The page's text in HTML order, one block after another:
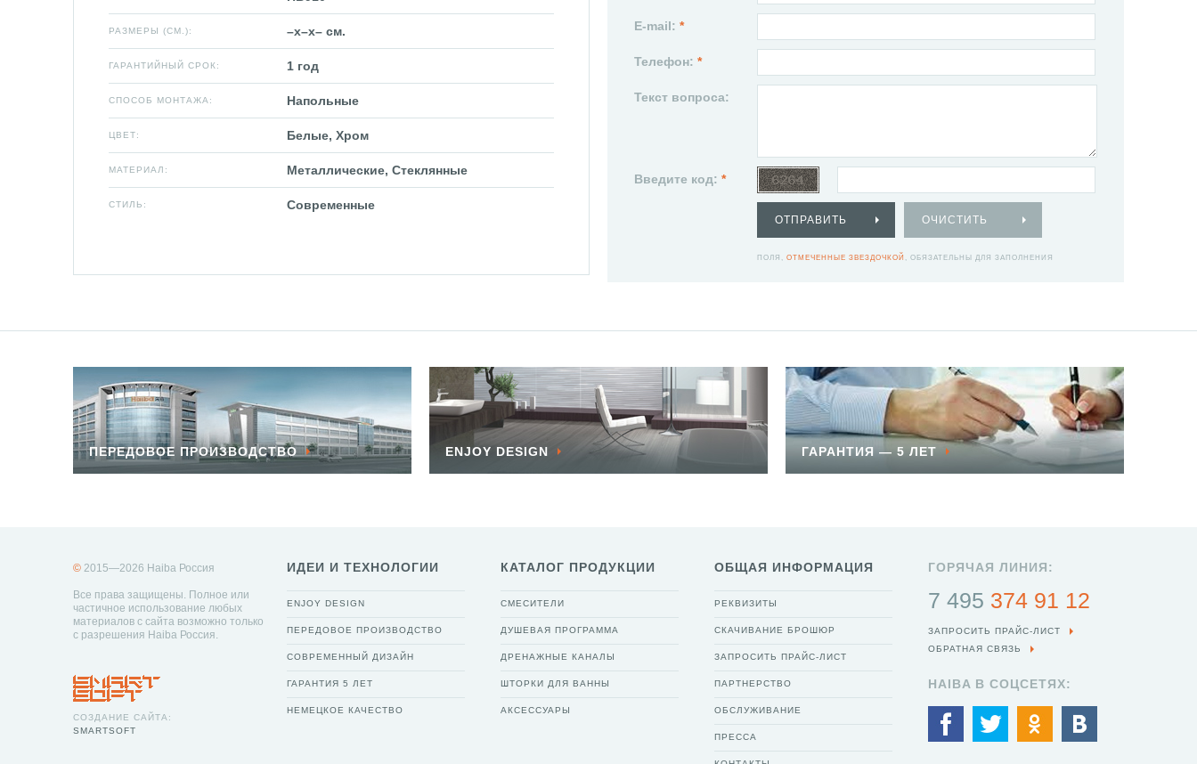
РАЗМЕРЫ (СМ.): –x–x– см.
ГАРАНТИЙНЫЙ СРОК: 1 год
СПОСОБ МОНТАЖА: Напольные
ЦВЕТ: Белые, Хром
МАТЕРИАЛ: Металлические, Стеклянные
СТИЛЬ: Современные
E-mail: *
Телефон: *
Текст вопроса:
Введите код: *
ОТПРАВИТЬ ОЧИСТИТЬ
ПОЛЯ, ОТМЕЧЕННЫЕ ЗВЕЗДОЧКОЙ , ОБЯЗАТЕЛЬНЫ ДЛЯ ЗАПОЛНЕНИЯ
ПЕРЕДОВОЕ ПРОИЗВОДСТВО ENJOY DESIGN ГАРАНТИЯ — 5 ЛЕТ
© 2015—2026 Haiba Россия
Все права защищены. Полное или
частичное использование любых
материалов с сайта возможно только
с разрешения Haiba Россия.
СОЗДАНИЕ САЙТА:
SMARTSOFT
ИДЕИ И ТЕХНОЛОГИИ
ENJOY DESIGN
ПЕРЕДОВОЕ ПРОИЗВОДСТВО
СОВРЕМЕННЫЙ ДИЗАЙН
ГАРАНТИЯ 5 ЛЕТ
НЕМЕЦКОЕ КАЧЕСТВО
КАТАЛОГ ПРОДУКЦИИ
СМЕСИТЕЛИ
ДУШЕВАЯ ПРОГРАММА
ДРЕНАЖНЫЕ КАНАЛЫ
ШТОРКИ ДЛЯ ВАННЫ
АКСЕССУАРЫ
ОБЩАЯ ИНФОРМАЦИЯ
РЕКВИЗИТЫ
СКАЧИВАНИЕ БРОШЮР
ЗАПРОСИТЬ ПРАЙС-ЛИСТ
ПАРТНЕРСТВО
ОБСЛУЖИВАНИЕ
ПРЕССА
ГОРЯЧАЯ ЛИНИЯ:
7 495 374 91 12
ЗАПРОСИТЬ ПРАЙС-ЛИСТ
ОБРАТНАЯ СВЯЗЬ
HAIBA В СОЦСЕТЯХ: